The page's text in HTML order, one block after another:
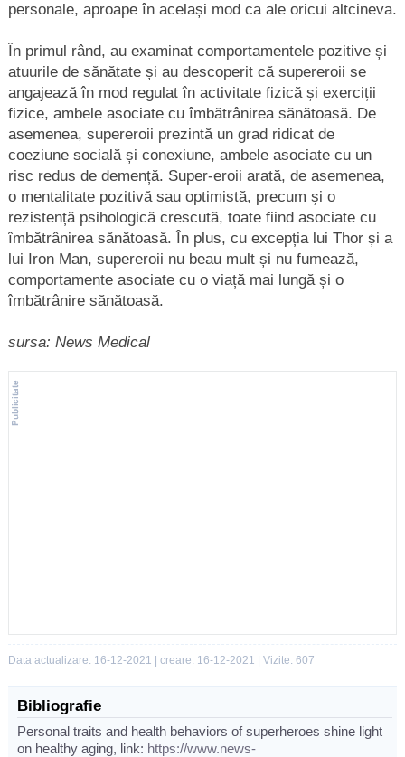
personale, aproape în același mod ca ale oricui altcineva.
În primul rând, au examinat comportamentele pozitive și
atuurile de sănătate și au descoperit că supereroii se
angajează în mod regulat în activitate fizică și exerciții
fizice, ambele asociate cu îmbătrânirea sănătoasă. De
asemenea, supereroii prezintă un grad ridicat de
coeziune socială și conexiune, ambele asociate cu un
risc redus de demență. Super-eroii arată, de asemenea,
o mentalitate pozitivă sau optimistă, precum și o
rezistență psihologică crescută, toate fiind asociate cu
îmbătrânirea sănătoasă. În plus, cu excepția lui Thor și a
lui Iron Man, supereroii nu beau mult și nu fumează,
comportamente asociate cu o viață mai lungă și o
îmbătrânire sănătoasă.
sursa: News Medical
Data actualizare: 16-12-2021 | creare: 16-12-2021 | Vizite: 607
Bibliografie
Personal traits and health behaviors of superheroes shine light
on healthy aging, link: https://www.news-